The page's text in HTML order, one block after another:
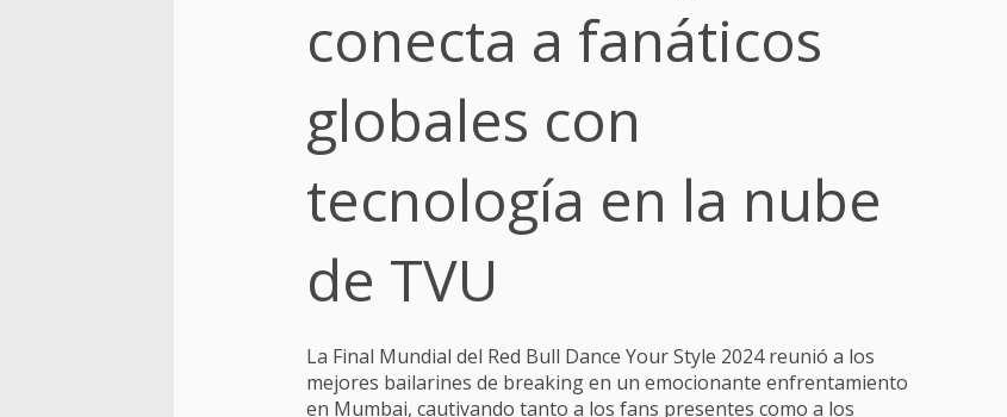
conecta a fanáticos
globales con
tecnología en la nube
de TVU
La Final Mundial del Red Bull Dance Your Style 2024 reunió a los
mejores bailarines de breaking en un emocionante enfrentamiento
en Mumbai, cautivando tanto a los fans presentes como a los